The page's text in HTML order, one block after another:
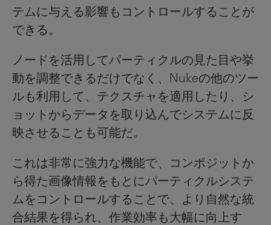
テムに与える影響もコントロールすることが
できる。
ノードを活用してパーティクルの見た目や挙
動を調整できるだけでなく、Nukeの他のツー
ルも利用して、テクスチャを適用したり、シ
ョットからデータを取り込んでシステムに反
映させることも可能だ。
これは非常に強力な機能で、コンポジットか
ら得た画像情報をもとにパーティクルシステ
ムをコントロールすることで、より自然な統
合結果を得られ、作業効率も大幅に向上す